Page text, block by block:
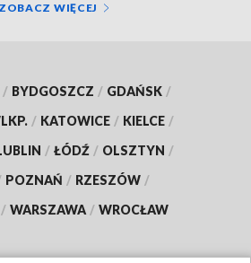
ZOBACZ WIĘCEJ
/ BYDGOSZCZ / GDAŃSK /
/ KATOWICE / KIELCE /
/ ŁÓDŹ / OLSZTYN /
POZNAŃ / RZESZÓW /
/ WARSZAWA / WROCŁAW